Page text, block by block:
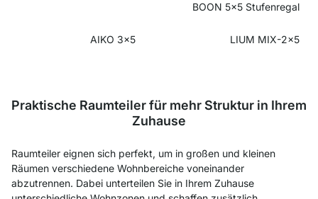
BOON 5x5 Stufenregal
AIKO 3x5 LIUM MIX-2x5
Praktische Raumteiler für mehr Struktur in Ihrem
Zuhause
Raumteiler eignen sich perfekt, um in großen und kleinen
Räumen verschiedene Wohnbereiche voneinander
abzutrennen. Dabei unterteilen Sie in Ihrem Zuhause